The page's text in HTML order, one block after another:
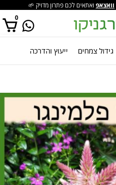
וואצאפ ואתאים לכם פתרון מדויק 🌱
0
אין מוצרים בסל הקניות.גידול צמחים ייעוץ והדרכה